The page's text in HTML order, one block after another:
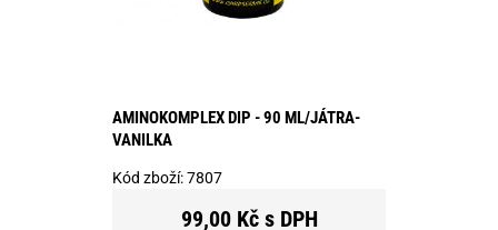
AMINOKOMPLEX DIP - 90 ML/JÁTRA-
VANILKA
Kód zboží:7807
99,00 Kč s DPH